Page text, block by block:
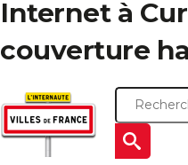
Internet à
couverture